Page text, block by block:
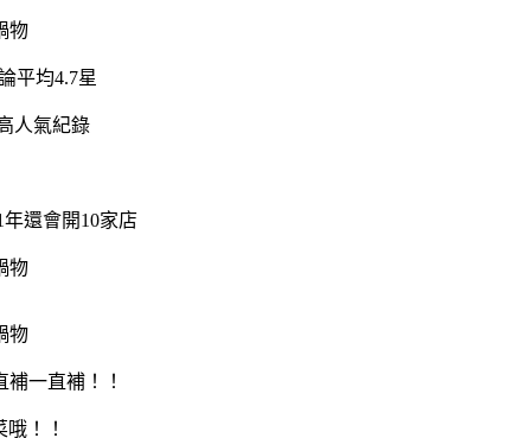
平均4.7星
人氣紀錄
還會開10家店
一直補！！
！！